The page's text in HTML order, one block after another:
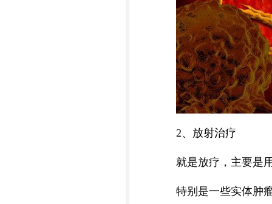
2、放射治疗
就是放疗，主要是
特别是一些实体肿